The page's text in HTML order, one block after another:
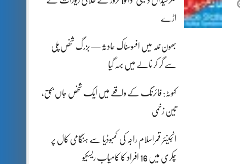
اڑے
بھون نلہ میں افسوسناک حادثہ — بزرگ شخص پلی
سے گر کر نالے میں بہہ گیا
کہوٹہ: فائرنگ کے واقعے میں ایک شخص جاں بحق،
تین زخمی
انجینئر قمراسلام راجہ کی کمبوڈیا سے ہنگامی کال پر
چکری میں 16 افراد کا کامیاب ریسکیو